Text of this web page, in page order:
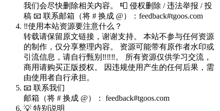
我们会尽快删除相关内容。 📮 侵权删除 / 违法举报 / 投
稿 📧 联系邮箱（将 # 换成 @）：feedback#tgoos.com
‼️使用本站资源要注意什么？
转载请保留原文链接，谢谢支持。 本站不参与任何资源
的制作，仅分享整理内容。 资源可能带有原作者水印或
引流信息，请自行甄别‼️‼️‼️。 所有资源仅供学习交流，
商用请购买正版授权。 因违规使用产生的任何后果，需
由使用者自行承担。
📧 联系我们
邮箱（将 # 换成 @）： feedback#tgoos.com
💡 特别说明